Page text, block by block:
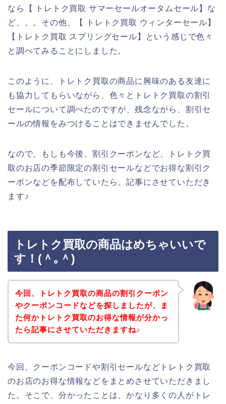
なら【 トレトク買取 サマーセールオータムセール】な
ど、、。その他、【 トレトク買取 ウィンターセール】
【トレトク買取 スプリングセール】という感じで色々
と調べてみることにしました。
このように、トレトク買取の商品に興味のある友達に
も協力してもらいながら、色々とトレトク買取の割引
セールについて調べたのですが、残念ながら、割引セ
ールの情報をみつけることはできませんでした。
なので、もしも今後、割引クーポンなど、トレトク買
取のお店の季節限定の割引セールなどでお得な割引ク
ーポンなどを配布していたら、記事にさせていただき
ます♪
トレトク買取の商品はめちゃいいで
す！(＾｡＾)
今回、トレトク買取の商品の割引クーポン
やクーポンコードなどを探しましたが、ま
た何かトレトク買取のお得な情報が分かっ
たら記事にさせていただきますね♪
今回、クーポンコードや割引セールなどトレトク買取
のお店のお得な情報などをまとめさせていただきまし
た。そこで、分かったことは、かなり多くの人がトレ